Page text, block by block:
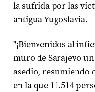
la sufrida por las
antigua Yugoslavia.
"¡Bienvenidos al
muro de Sarajevo
asedio, resumiendo
en la que 11.514